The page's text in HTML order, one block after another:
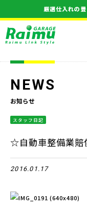
厳選仕入れの
NEWS
お知らせ
スタッフ日記
☆自動車整備業
2016.01.17